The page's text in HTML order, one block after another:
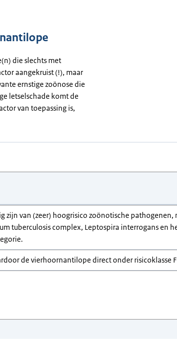
die slechts met
aangekruist (!), maar
ernstige zoönose die
letselschade komt de
van toepassing is,
zijn van (zeer) hoogrisico zoönotische pathogenen,
tuberculosis complex, Leptospira interrogans en
de vierhoornantilope direct onder risicoklasse